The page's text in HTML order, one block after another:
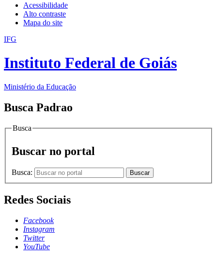
Acessibilidade
Alto contraste
Mapa do site
IFG
Instituto Federal de Goiás
Ministério da Educação
Busca Padrao
Busca
Buscar no portal
Busca: Buscar
Redes Sociais
Facebook
Instagram
Twitter
YouTube